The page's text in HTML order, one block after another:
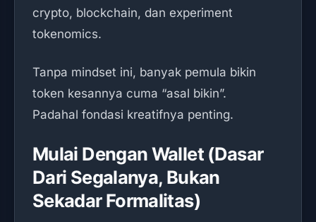
crypto, blockchain, dan experiment
tokenomics.
Tanpa mindset ini, banyak pemula bikin
token kesannya cuma “asal bikin”.
Padahal fondasi kreatifnya penting.
Mulai Dengan Wallet (Dasar
Dari Segalanya, Bukan
Sekadar Formalitas)